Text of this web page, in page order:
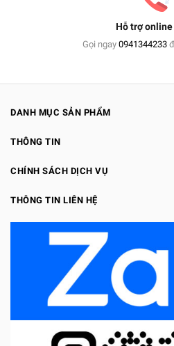
Hỗ trợ
Gọi ngay 0941344233
DANH MỤC SẢN PHẨM
THÔNG TIN
CHÍNH SÁCH DỊCH VỤ
THÔNG TIN LIÊN HỆ